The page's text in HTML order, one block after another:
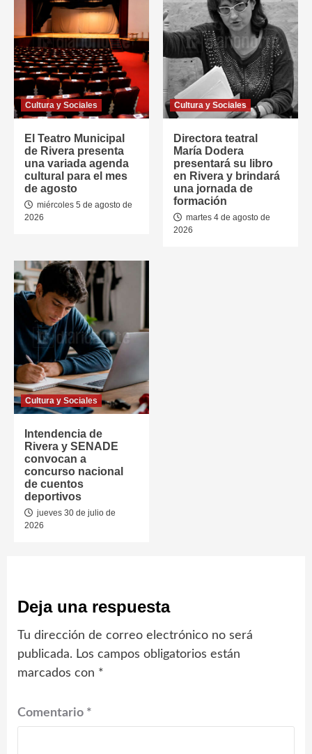
Cultura y Sociales
El Teatro Municipal
de Rivera presenta
una variada agenda
cultural para el mes
de agosto
miércoles 5 de agosto de
2026
Cultura y Sociales
Directora teatral
María Dodera
presentará su libro
en Rivera y brindará
una jornada de
formación
martes 4 de agosto de
2026
Cultura y Sociales
Intendencia de
Rivera y SENADE
convocan a
concurso nacional
de cuentos
deportivos
jueves 30 de julio de
2026
Deja una respuesta
Tu dirección de correo electrónico no será
publicada. Los campos obligatorios están
marcados con *
Comentario *